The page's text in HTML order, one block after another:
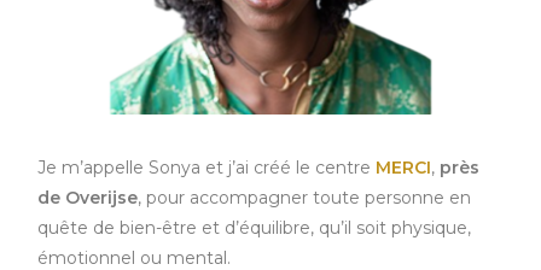
Je m’appelle Sonya et j’ai créé le centre MERCI, près
de Overijse, pour accompagner toute personne en
quête de bien-être et d’équilibre, qu’il soit physique,
émotionnel ou mental.